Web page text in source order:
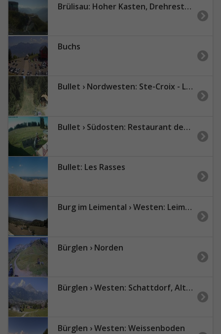
Brülisau: Hoher Kasten, Drehrestaurant
Buchs
Bullet › Nordwesten: Ste-Croix - Les Rasses
Bullet › Südosten: Restaurant des Cluds - Camping Les Cluds
Bullet: Les Rasses
Burg im Leimental › Westen: Leimentaler Wetterstation
Bürglen › Norden
Bürglen › Westen: Schattdorf, Altdorf - Brüsti (Surenenpass) und Gitschen
Bürglen › Westen: Weissenboden